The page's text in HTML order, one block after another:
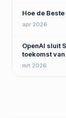
Hoe de
apr 2026
OpenAI sluit
toekomst
mrt 2026